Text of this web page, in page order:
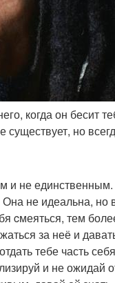
когда он бесит
но
не
не идеальна, но
cмеяться, тем
за неё и
тебе часть
и не ожидай